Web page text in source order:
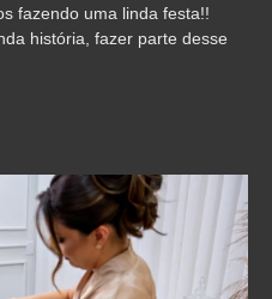
fazendo uma linda festa!!
história, fazer parte desse